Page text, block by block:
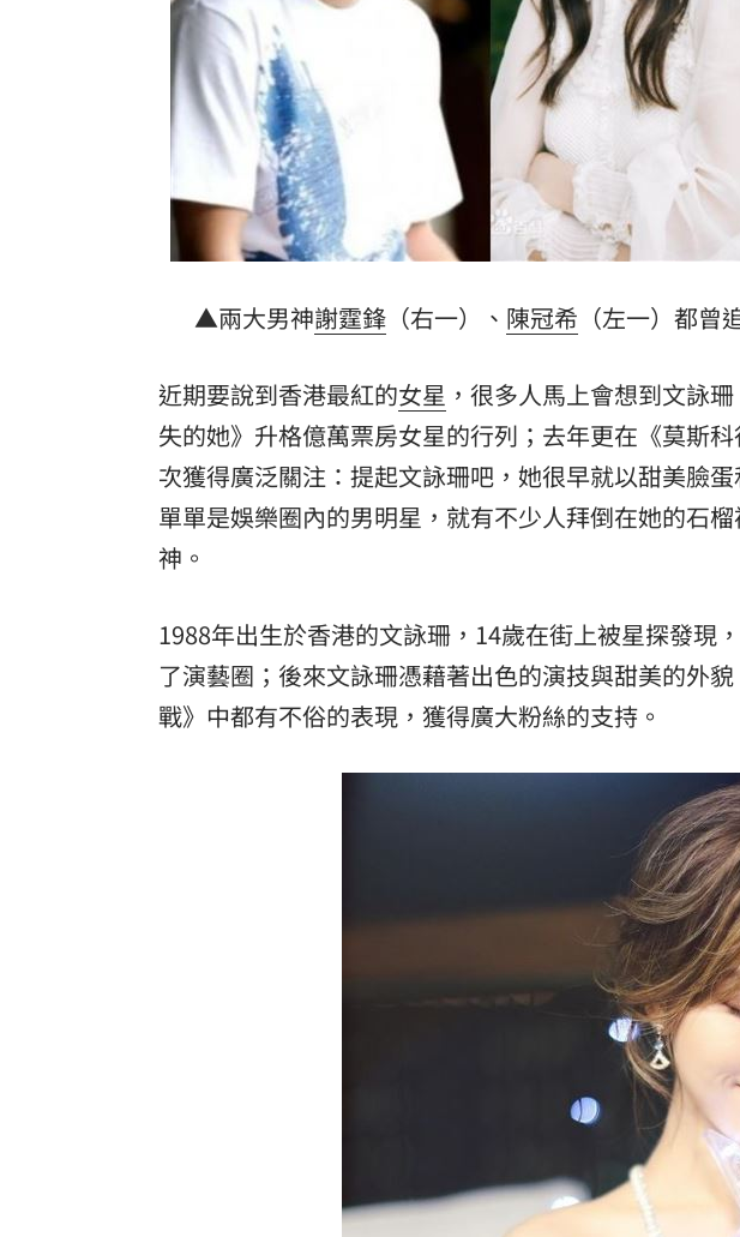
泰校園爆槍擊！釀2死20傷 學生槍手身亡 12:11
蘋果砍價失敗！長鑫存儲靠2底氣拒降價 12:10
台灣彩券開獎直播中
LIVE三立+24小時直播
三立iNEWS新聞台線上直播 18:00
商場戰國來臨 台中「頂奢大道」逐漸成形 12:00
8國球員齊聚高雄 Formosa 7s掀足球熱潮 10:00
理想混蛋號召粉絲跨海追星吃美食！ 18:15
▲兩大男神謝霆鋒 （右一）、 陳冠希 （左一）都曾
近期要說到香港最紅的女星 ，很多人馬上會想到文詠
失的她》升格億萬票房女星的行列；去年更在《莫斯
次獲得廣泛關注：提起文詠珊吧，她很早就以甜美臉
單單是娛樂圈內的男明星，就有不少人拜倒在她的石
神。
1988年出生於香港的文詠珊，14歲在街上被星探發現
了演藝圈；後來文詠珊憑藉著出色的演技與甜美的外
戰》中都有不俗的表現，獲得廣大粉絲的支持。